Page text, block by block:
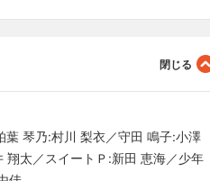
琴乃:村川 梨衣／守田 鳴子:小澤
翔太／スイートＰ:新田 恵海／少年